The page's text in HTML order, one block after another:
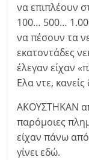
να επιπλέουν
100… 500…
να πέσουν τα
εκατοντάδες
έλεγαν είχαν
Ελα ντε, κανείς
ΑΚΟΥΣΤΗΚΑΝ
παρόμοιες
είχαν πάνω
γίνει εδώ.